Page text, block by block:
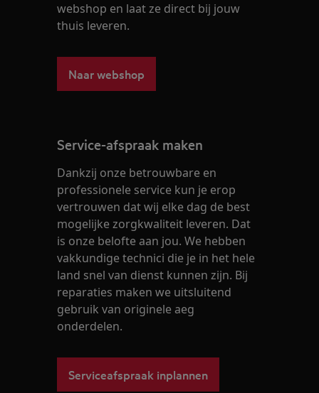
webshop en laat ze direct bij jouw
thuis leveren.
Naar webshop
Service-afspraak maken
Dankzij onze betrouwbare en
professionele service kun je erop
vertrouwen dat wij elke dag de best
mogelijke zorgkwaliteit leveren. Dat
is onze belofte aan jou. We hebben
vakkundige technici die je in het hele
land snel van dienst kunnen zijn. Bij
reparaties maken we uitsluitend
gebruik van originele aeg
onderdelen.
Serviceafspraak inplannen